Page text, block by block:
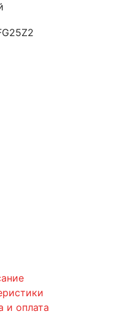
и оплата